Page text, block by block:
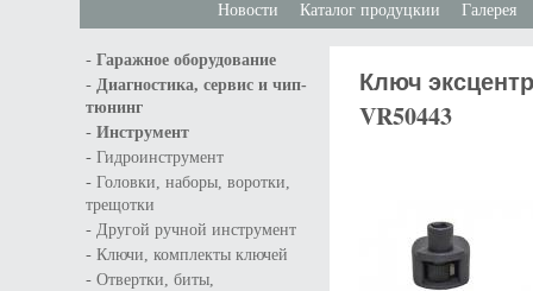
Новости Каталог продуцкии Галерея
- Гаражное оборудование
- Диагностика, сервис и чип-
тюнинг
- Инструмент
- Гидроинструмент
- Головки, наборы, воротки,
трещотки
- Другой ручной инструмент
- Ключи, комплекты ключей
- Отвертки, биты,
Ключ
VR50443